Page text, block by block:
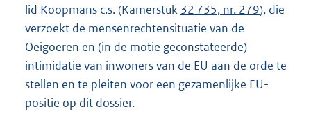
lid Koopmans c.s. (Kamerstuk 32 735, nr. 279), die
verzoekt de mensenrechtensituatie van de
Oeigoeren en (in de motie geconstateerde)
intimidatie van inwoners van de EU aan de orde te
stellen en te pleiten voor een gezamenlijke EU-
positie op dit dossier.